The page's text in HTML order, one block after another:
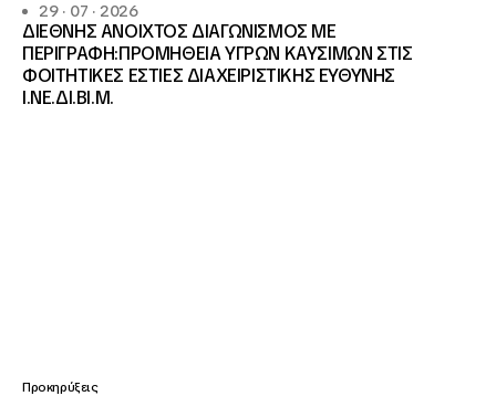
29 · 07 · 2026
ΔΙΕΘΝΗΣ ΑΝΟΙΧΤΟΣ ΔΙΑΓΩΝΙΣΜΟΣ ΜΕ
ΠΕΡΙΓΡΑΦΗ:ΠΡΟΜΗΘΕΙΑ ΥΓΡΩΝ ΚΑΥΣΙΜΩΝ ΣΤΙΣ
ΦΟΙΤΗΤΙΚΕΣ ΕΣΤΙΕΣ ΔΙΑΧΕΙΡΙΣΤΙΚΗΣ ΕΥΘΥΝΗΣ
Ι.ΝΕ.ΔΙ.ΒΙ.Μ.
Προκηρύξεις